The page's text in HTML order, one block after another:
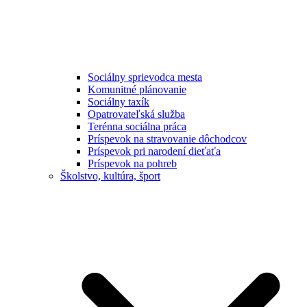
Sociálny sprievodca mesta
Komunitné plánovanie
Sociálny taxík
Opatrovateľská služba
Terénna sociálna práca
Príspevok na stravovanie dôchodcov
Príspevok pri narodení dieťaťa
Príspevok na pohreb
Školstvo, kultúra, šport